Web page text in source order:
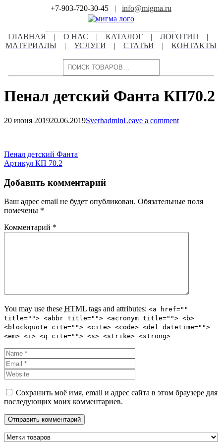
+7-903-720-30-45 | info@migma.ru
ГЛАВНАЯ | О НАС | КАТАЛОГ | ЛОГОТИП
|
МАТЕРИАЛЫ
| УСЛУГИ | СТАТЬИ | КОНТАКТЫ
Поиск
Пенал детский Фанта КП70.2
20 июня 201920.06.2019SverhadminLeave a comment
записям
Навигация
по
записям
Пенал детский Фанта
Артикул КП 70.2
Добавить комментарий
Ваш адрес email не будет опубликован. Обязательные поля
помечены *
Комментарий *
You may use these HTML tags and attributes: <a href=""
title=""> <abbr title=""> <acronym title=""> <b>
<blockquote cite=""> <cite> <code> <del datetime="">
<em> <i> <q cite=""> <s> <strike> <strong>
Сохранить моё имя, email и адрес сайта в этом браузере для
последующих моих комментариев.